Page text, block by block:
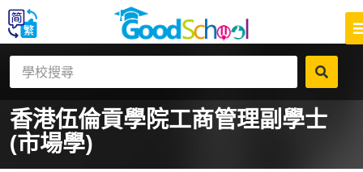
香港伍倫貢學院工商管理副學士
(市場學)